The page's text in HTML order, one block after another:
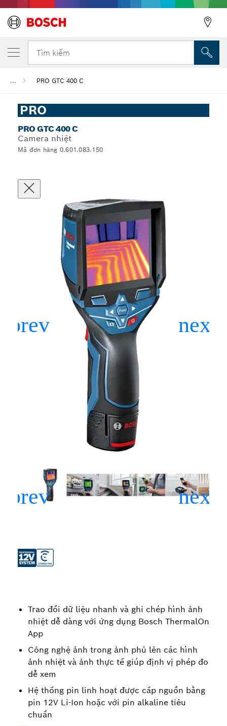
Tìm kiếm
... PRO GTC 400 C
PRO
PRO GTC 400 C
Camera nhiệt
Mã đơn hàng 0.601.083.150
Trao đổi dữ liệu nhanh và ghi chép hình ảnh
nhiệt dễ dàng với ứng dụng Bosch ThermalOn
App
Công nghệ ảnh trong ảnh phủ lên các hình
ảnh nhiệt và ảnh thực tế giúp định vị phép đo
dễ xem
Hệ thống pin linh hoạt được cấp nguồn bằng
pin 12V Li-Ion hoặc với pin alkaline tiêu
chuẩn